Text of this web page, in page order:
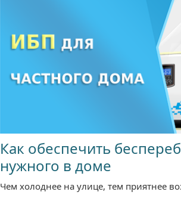
Как обеспечить
нужного в доме
Чем холоднее на улице, тем приятнее